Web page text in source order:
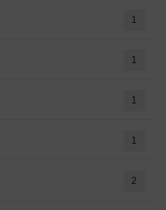
1
1
1
1
2